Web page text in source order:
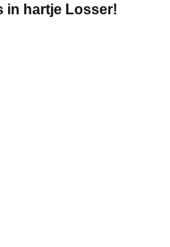
in hartje Losser!